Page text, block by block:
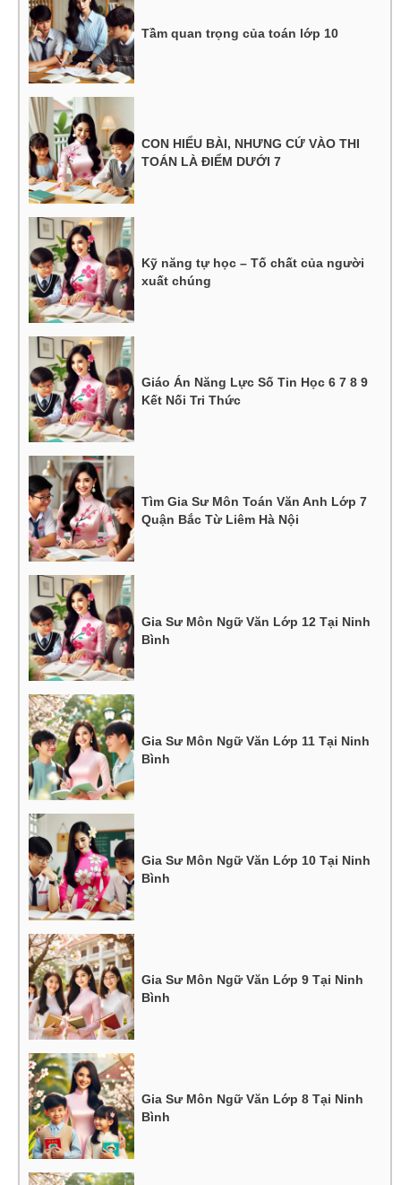
Tầm quan trọng của toán lớp 10
CON HIỂU BÀI, NHƯNG CỨ VÀO THI
TOÁN LÀ ĐIỂM DƯỚI 7
Kỹ năng tự học – Tố chất của người
xuất chúng
Giáo Án Năng Lực Số Tin Học 6 7 8 9
Kết Nối Tri Thức
Tìm Gia Sư Môn Toán Văn Anh Lớp 7
Quận Bắc Từ Liêm Hà Nội
Gia Sư Môn Ngữ Văn Lớp 12 Tại Ninh
Bình
Gia Sư Môn Ngữ Văn Lớp 11 Tại Ninh
Bình
Gia Sư Môn Ngữ Văn Lớp 10 Tại Ninh
Bình
Gia Sư Môn Ngữ Văn Lớp 9 Tại Ninh
Bình
Gia Sư Môn Ngữ Văn Lớp 8 Tại Ninh
Bình